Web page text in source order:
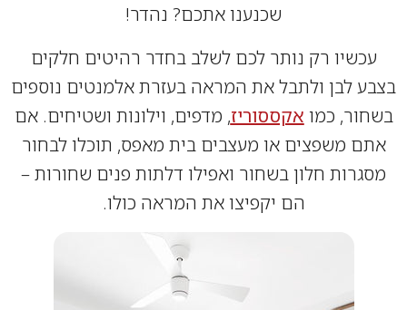
שכנענו אתכם? נהדר!
רק נותר לכם לשלב בחדר רהיטים חלקים
לבן ולתבל את המראה בעזרת אלמנטים נוספים
כמואקססוריז, מדפים, וילונות ושטיחים. אם
משפצים או מעצבים בית מאפס, תוכלו לבחור
חלון בשחור ואפילו דלתות פנים שחורות –
הם יקפיצו את המראה כולו.